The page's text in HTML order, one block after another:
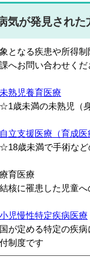
気が発見された
となる疾患や所得
へお問い合わせくだ
未熟児養育医療
歳未満の未熟児（
自立支援医療（育成医
歳未満で手術など
療育医療
核に罹患した児童へ
小児慢性特定疾病医療
が定める特定の疾病
制度です